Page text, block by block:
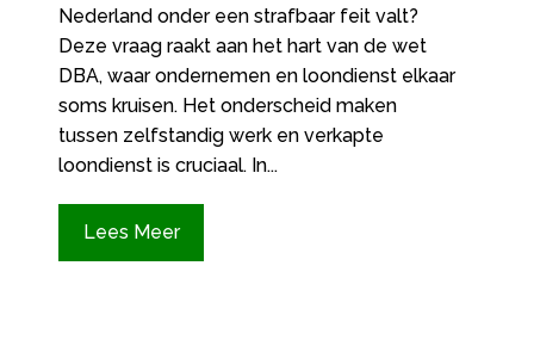
Nederland onder een strafbaar feit valt?
Deze vraag raakt aan het hart van de wet
DBA, waar ondernemen en loondienst elkaar
soms kruisen.​ Het onderscheid maken
tussen zelfstandig werk en verkapte
loondienst is cruciaal.​ In...
Lees Meer